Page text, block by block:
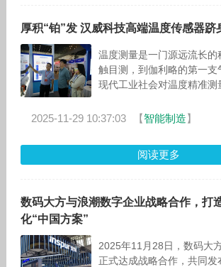
厚积“铂”发 汉威科技高端温度传感器跻
温度测量是一门源远流长的
触目测，到伽利略的第一支
现代工业社会对温度精准测
度传感技术中，薄膜铂电阻
2025-11-29 10:37:03 【智能制造】
阅读更多
数码大方与浪潮数字企业战略合作，打
化“中国方案”
2025年11月28日，数码大
正式达成战略合作，共同发